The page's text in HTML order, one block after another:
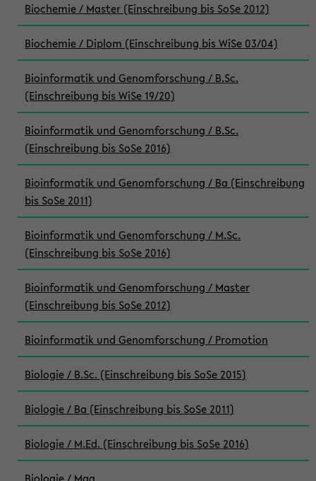
Biochemie / Master (Einschreibung bis SoSe 2012)
Biochemie / Diplom (Einschreibung bis WiSe 03/04)
Bioinformatik und Genomforschung / B.Sc.
(Einschreibung bis WiSe 19/20)
Bioinformatik und Genomforschung / B.Sc.
(Einschreibung bis SoSe 2016)
Bioinformatik und Genomforschung / Ba (Einschreibung
bis SoSe 2011)
Bioinformatik und Genomforschung / M.Sc.
(Einschreibung bis SoSe 2016)
Bioinformatik und Genomforschung / Master
(Einschreibung bis SoSe 2012)
Bioinformatik und Genomforschung / Promotion
Biologie / B.Sc. (Einschreibung bis SoSe 2015)
Biologie / Ba (Einschreibung bis SoSe 2011)
Biologie / M.Ed. (Einschreibung bis SoSe 2016)